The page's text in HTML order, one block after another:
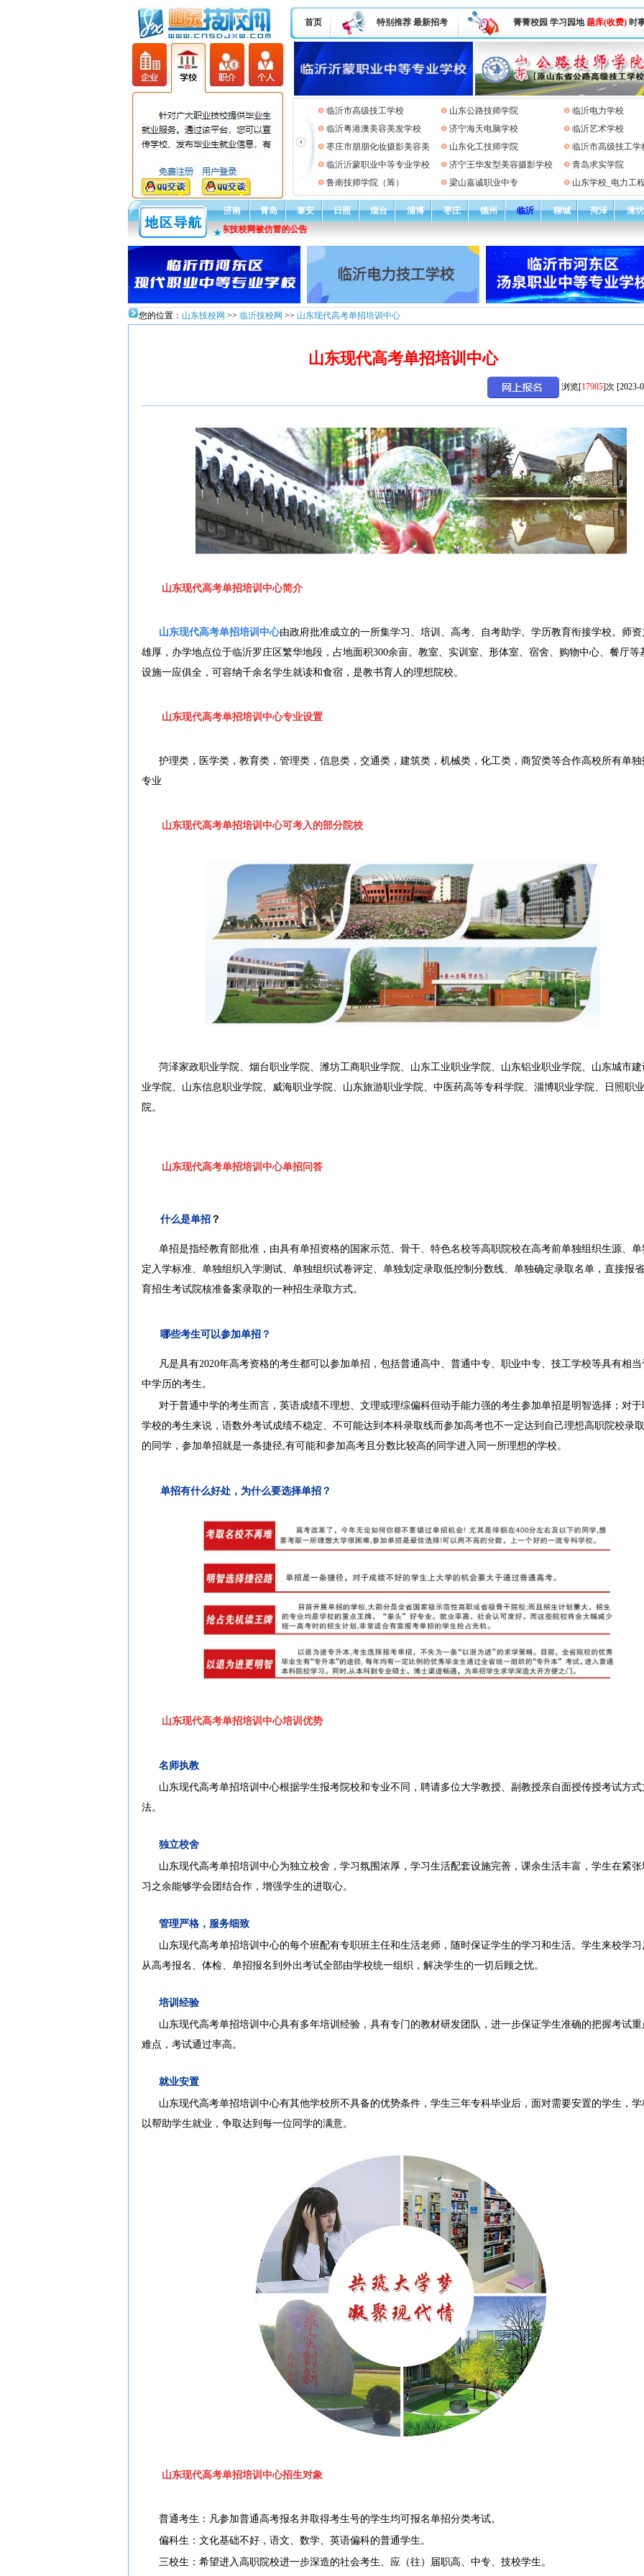
首页 特别推荐 最新招考 菁菁校园 学习园地 题库(收费) 时
临沂市高级技工学校 山东公路技师学院
临沂电力学校
临沂粤港澳美容美发学校
济宁海天电脑学校
临沂艺术学校
枣庄市朋朋化妆摄影美容美
山东化工技师学院
临沂市高级技工学
临沂沂蒙职业中等专业学校
济宁王华发型美容摄影学校
青岛求实学院
鲁南技师学院（筹）
梁山嘉诚职业中专 山东学校_电力工
济南 青岛 泰安 日照 烟台 淄博 枣庄 德州 临沂 聊城 菏泽 潍坊
★
通告：关于山东技校网被仿冒的公告
您的位置： 山东技校网 >> 临沂技校网 >> 山东现代高考单招培训中心
山东现代高考单招培训中心
浏览[17985]次 [2023-
山东现代高考单招培训中心简介
山东现代高考单招培训中心由政府批准成立的一所集学习、培训、高考、自考助学、学历教育衔接学校。师资
雄厚，办学地点位于临沂罗庄区繁华地段，占地面积300余亩。教室、实训室、形体室、宿舍、购物中心、餐厅等
设施一应俱全，可容纳千余名学生就读和食宿，是教书育人的理想院校。
山东现代高考单招培训中心专业设置
护理类，医学类，教育类，管理类，信息类，交通类， 建筑类，机械类，化工类，商贸类等合作高校所有单独
专业
山东现代高考单招培训中心可考入的部分院校
菏泽家政职业学院、烟台职业学院、潍坊工商职业学院、山东工业职业学院、山东铝业职业学院、山东城市建
业学院、山东信息职业学院、威海职业学院、山东旅游职业学院、中医药高等专科学院、淄博职业学院、日照职
院。
山东现代高考单招培训中心单招问答
什么是单招 ？
单招是指经教育部批准，由具有单招资格的国家示范、骨干、特色名校等高职院校在高考前单独组织生源、单
定入学标准、单独组织入学测试、单独组织试卷评定、单独划定录取低控制分数线、单独确定录取名单，直接报
育招生考试院核准备案录取的一种招生录取方式。
哪些考生可以参加单招？
凡是具有2020年高考资格的考生都可以参加单招，包括普通高中、普通中专、职业中专、技工学校等具有相当
中学历的考生。
对于普通中学的考生而言，英语成绩不理想、文理或理综偏科但动手能力强的考生参加单招是明智选择； 对
学校的考生来说，语数外考试成绩不稳定、不可能达到本科录取线而参加高考也不一定达到自己理想高职院校录
的同学，参加单招就是一条捷径 有可能和参加高考且分数比较高的同学进入同一所理想的学校。
单招有什么好处，为什么要选择单招？
山东现代高考单招培训中心培训优势
名师执教
山东现代高考单招培训中心根据学生报考院校和专业不同，聘请多位大学教授、副教授亲自面授传授考试方式
法。
独立校舍
山东现代高考单招培训中心为独立校舍，学习氛围浓厚，学习生活配套设施完善，课余生活丰富，学生在紧张
习之余能够学会团结合作，增强学生的进取心。
管理严格，服务细致
山东现代高考单招培训中心的每个班配有专职班主任和生活老师，随时保证学生的学习和生活。学生来校学习
从高考报名、体检、单招报名到外出考试全部由学校统一组织，解决学生的一切后顾之忧。
培训经验
山东现代高考单招培训中心具有多年培训经验，具有专门的教材研发团队，进一步保证学生准确的把握考试重
难点，考试通过率高。
就业安置
山东现代高考单招培训中心有其他学校所不具备的优势条件，学生三年专科毕业后，面对需要安置的学生，学
以帮助学生就业，争取达到每一位同学的满意。
山东现代高考单招培训中心招生对象
普通考生：凡参加普通高考报名并取得考生号的学生均可报名单招分类考试。
偏科生：文化基础不好，语文、数学、英语偏科的普通学生。
三校生：希望进入高职院校进一步深造的社会考生、应（往）届职高、中专、技校学生。